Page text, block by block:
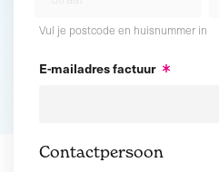
Vul je postcode en huisnummer in
E-mailadres factuur
Contactpersoon